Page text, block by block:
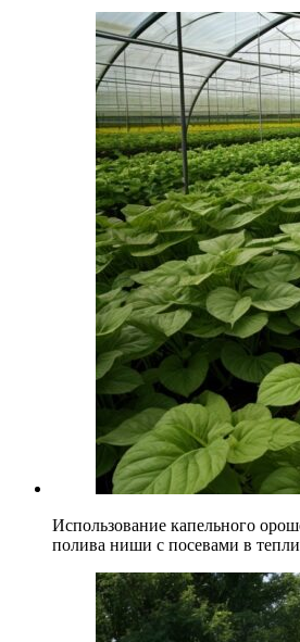
Использование капельного
полива ниши с посевами в